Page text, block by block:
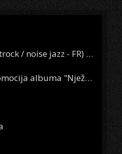
Oasis Boom (desert krautrock / noise jazz - FR) @ KONTEJNER
KSET50: Sara Renar – promocija albuma "Nježne riječi" @ Močvara